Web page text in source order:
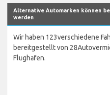
Alternative Automarken können
werden
Wir haben 123verschiedene
bereitgestellt von
Flughafen.